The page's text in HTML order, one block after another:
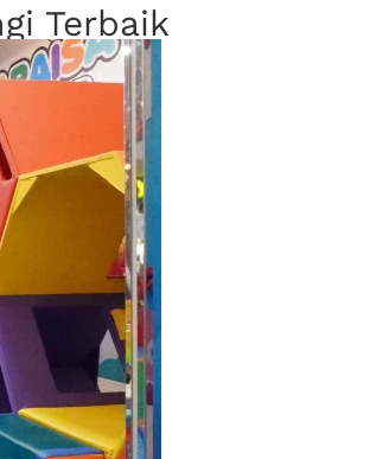
Terbaik